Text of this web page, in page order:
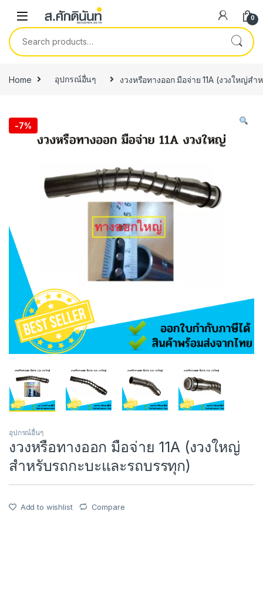
0
Search for:
Home อุปกรณ์อื่นๆ งวงหรือทางออก มือจ่าย 11A (งวงใหญ่ส
-7%
อุปกรณ์อื่นๆ
งวงหรือทางออก มือจ่าย 11A (งวงใหญ่
สำหรับรถกะบะและรถบรรทุก)
Add to wishlist Compare